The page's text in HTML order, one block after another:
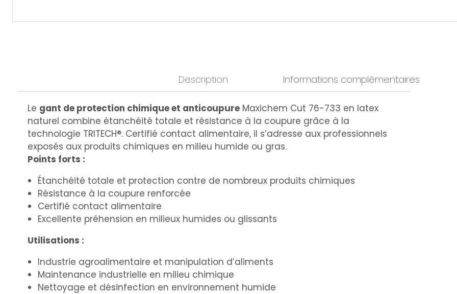
Description Informations complémentaires
Le gant de protection chimique et anticoupure Maxichem Cut 76-733 en latex
naturel combine étanchéité totale et résistance à la coupure grâce à la
technologie TRITECH®. Certifié contact alimentaire, il s’adresse aux professionnels
exposés aux produits chimiques en milieu humide ou gras.
Points forts :
Étanchéité totale et protection contre de nombreux produits chimiques
Résistance à la coupure renforcée
Certifié contact alimentaire
Excellente préhension en milieux humides ou glissants
Utilisations :
Industrie agroalimentaire et manipulation d’aliments
Maintenance industrielle en milieu chimique
Nettoyage et désinfection en environnement humide